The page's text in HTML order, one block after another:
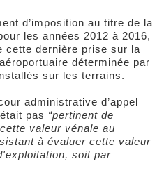
d’imposition au titre de la
les années 2012 à 2016,
cette dernière prise sur la
déterminée par
sur les terrains.
administrative d’appel
pas “pertinent de
valeur vénale au
à évaluer cette valeur
soit par